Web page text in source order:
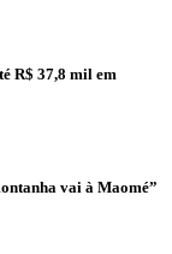
R$ 37,8 mil em
vai à Maomé”